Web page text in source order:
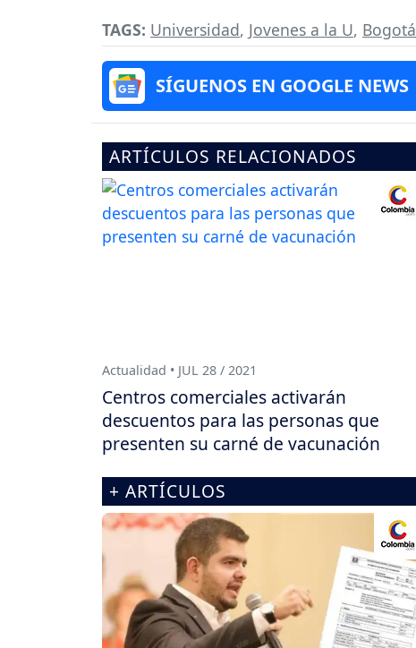
TAGS: Universidad, Jovenes a la U, Bogotá
SÍGUENOS EN GOOGLE NEWS
ARTÍCULOS RELACIONADOS
Actualidad • JUL 28 / 2021
Centros comerciales activarán
descuentos para las personas que
presenten su carné de vacunación
+ ARTÍCULOS